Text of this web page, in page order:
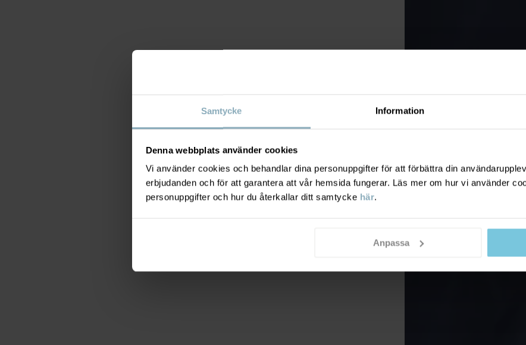
Samtycke Information
Denna webbplats använder cookies
Vi använder cookies och behandlar dina personuppgifter för att förbättra din
erbjudanden och för att garantera att vår hemsida fungerar. Läs mer om hur vi använder
personuppgifter och hur du återkallar ditt samtycke här.
Anpassa